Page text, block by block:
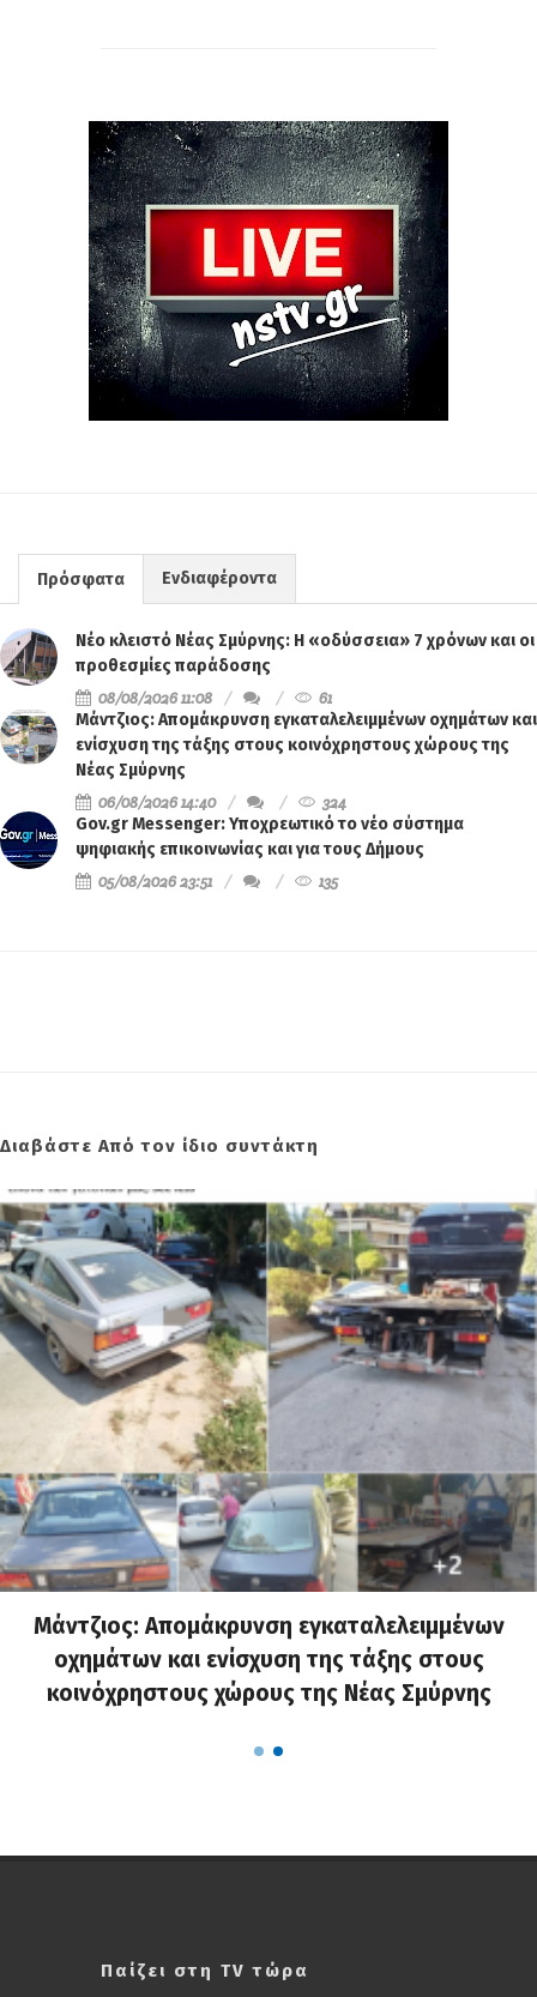
Πρόσφατα Ενδιαφέροντα
Νέο κλειστό Νέας Σμύρνης: Η «οδύσσεια» 7 χρόνων και οι
προθεσμίες παράδοσης
08/08/2026 11:08
61
Μάντζιος: Απομάκρυνση εγκαταλελειμμένων οχημάτων και
ενίσχυση της τάξης στους κοινόχρηστους χώρους της
Νέας Σμύρνης
06/08/2026 14:40
324
Gov.gr Messenger: Υποχρεωτικό το νέο σύστημα
ψηφιακής επικοινωνίας και για τους Δήμους
05/08/2026 23:51
135
Διαβάστε Από τον ίδιο συντάκτη
Μάντζιος: Απομάκρυνση εγκαταλελειμμένων
οχημάτων και ενίσχυση της τάξης στους
κοινόχρηστους χώρους της Νέας Σμύρνης
Παίζει στη TV τώρα